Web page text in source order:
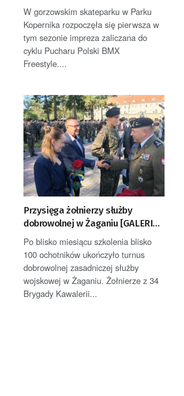
BMX
W gorzowskim skateparku w Parku
Kopernika rozpoczęła się pierwsza w
tym sezonie impreza zaliczana do
cyklu Pucharu Polski BMX
Freestyle....
Przysięga żołnierzy służby
dobrowolnej w Żaganiu [GALERIA
ZDJĘĆ]
Po blisko miesiącu szkolenia blisko
100 ochotników ukończyło turnus
dobrowolnej zasadniczej służby
wojskowej w Żaganiu. Żołnierze z 34
Brygady Kawalerii...